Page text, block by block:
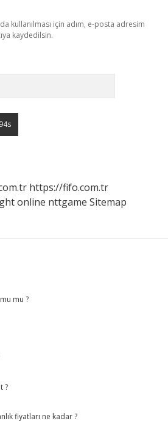
kullanılması için adım, e-posta adresim
kaydedilsin.
https://fifo.com.tr
online nttgame Sitemap
mu ?
?
fiyatları ne kadar ?